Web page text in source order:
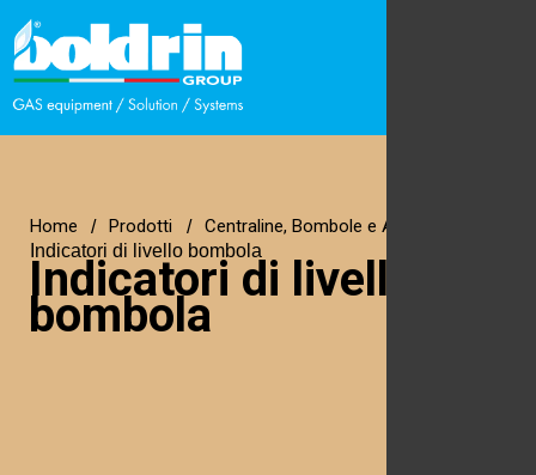
Home Prodotti Centraline, Bombole e Accessori
Indicatori di livello bombola
Indicatori di livello
bombola